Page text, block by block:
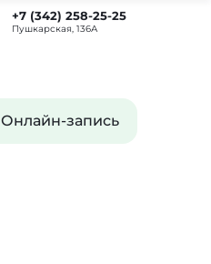
+7 (342) 258-25-25
Пушкарская, 136А
Онлайн-запись